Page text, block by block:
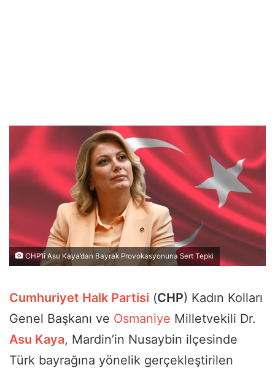
CHP’li Asu Kaya’dan Bayrak Provokasyonuna Sert Tepki
Cumhuriyet Halk Partisi (CHP) Kadın Kolları
Genel Başkanı ve Osmaniye Milletvekili Dr.
Asu Kaya, Mardin’in Nusaybin ilçesinde
Türk bayrağına yönelik gerçekleştirilen